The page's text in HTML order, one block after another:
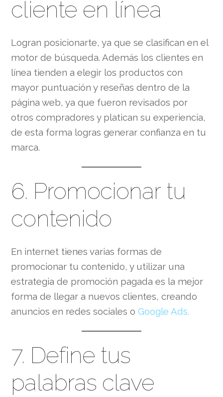
cliente en línea
Logran posicionarte, ya que se clasifican en el
motor de búsqueda. Además los clientes en
línea tienden a elegir los productos con
mayor puntuación y reseñas dentro de la
página web, ya que fueron revisados por
otros compradores y platican su experiencia,
de esta forma logras generar confianza en tu
marca.
6. Promocionar tu
contenido
En internet tienes varias formas de
promocionar tu contenido, y utilizar una
estrategia de promoción pagada es la mejor
forma de llegar a nuevos clientes, creando
anuncios en redes sociales o Google Ads.
7. Define tus
palabras clave